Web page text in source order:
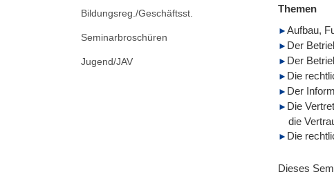
Bildungsreg./Geschäftsst.
Seminarbroschüren
Jugend/JAV
Themen
Aufbau,
Der
Der
Die
Der
Die
die
Die
Dieses